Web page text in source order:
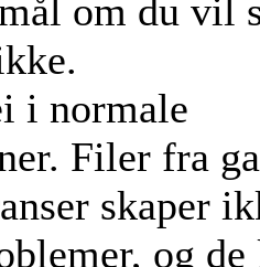
om du vil
i normale
Filer fra
skaper
og de